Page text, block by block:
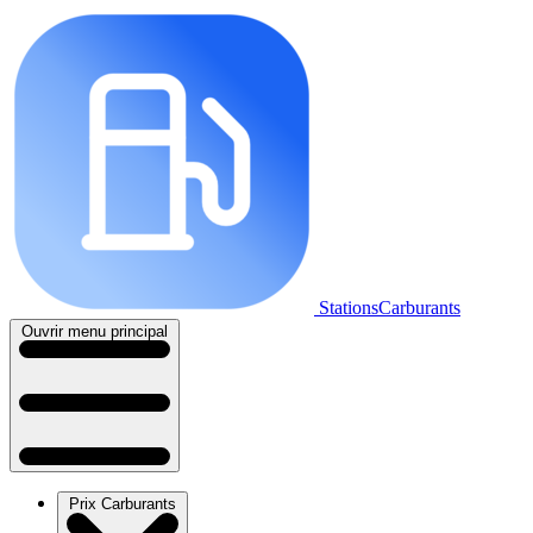
StationsCarburants
Ouvrir menu principal
Prix Carburants